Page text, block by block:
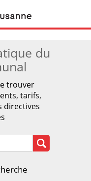
du
trouver
tarifs,
directives